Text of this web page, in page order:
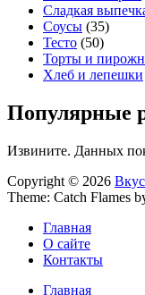
Сладкая
Соусы (35)
Тесто (50)
Торты и
Хлеб и лепешки
Популярные
Извините. Данных
Copyright © 2026
Theme: Catch Flames
Главная
О сайте
Контакты
Главная